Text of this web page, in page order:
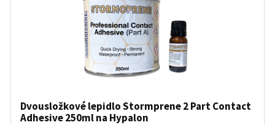
Dvousložkové lepidlo Stormprene 2 Part Contact
Adhesive 250ml na Hypalon